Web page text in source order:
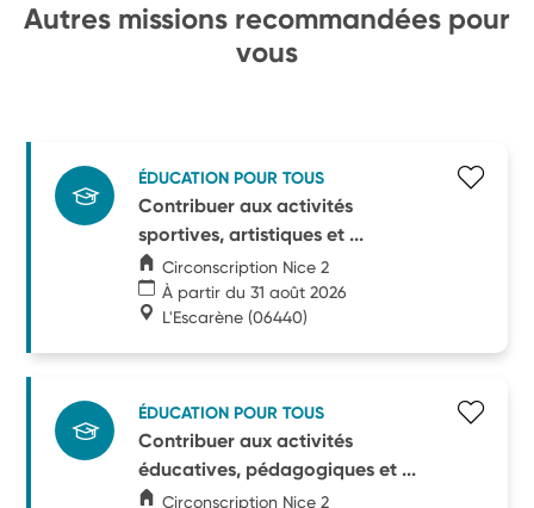
Autres missions recommandées pour
vous
ÉDUCATION POUR TOUS
Contribuer aux activités
sportives, artistiques et ...
Circonscription Nice 2
À partir du 31 août 2026
L'Escarène (06440)
ÉDUCATION POUR TOUS
Contribuer aux activités
éducatives, pédagogiques et ...
Circonscription Nice 2